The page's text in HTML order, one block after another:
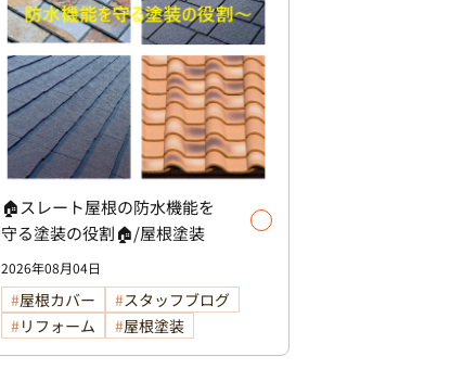
🏠スレート屋根の防水機能を
守る塗装の役割🏠/屋根塗装
2026年08月04日
屋根カバー
スタッフブログ
リフォーム
屋根塗装